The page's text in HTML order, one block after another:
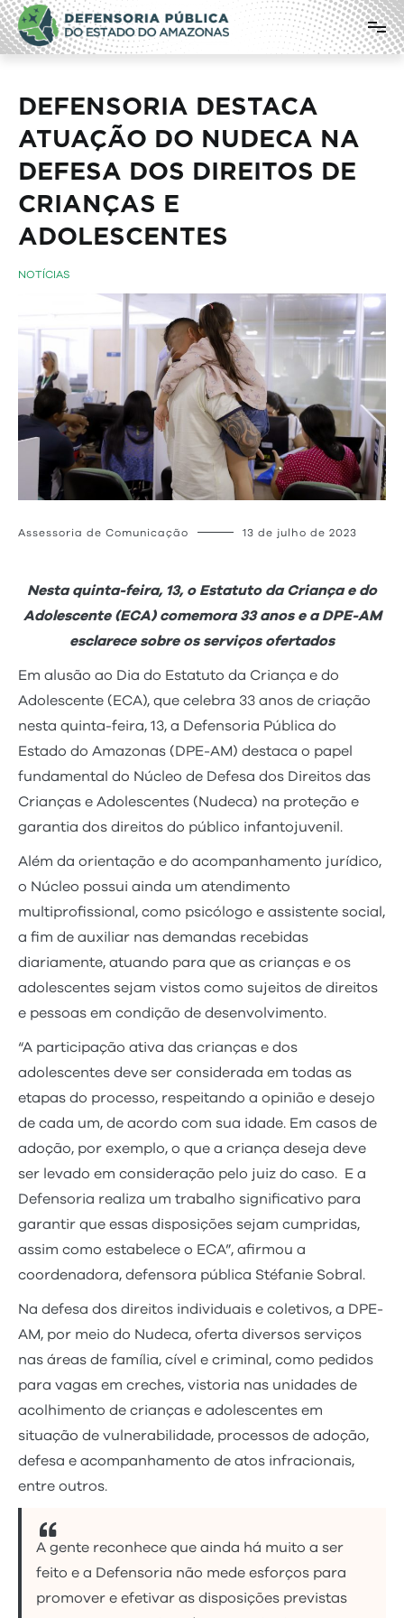
Pular
para
o
conteúdo
Defensoria Pública do Estado do
Amazonas
DEFENSORIA DESTACA
ATUAÇÃO DO NUDECA NA
DEFESA DOS DIREITOS DE
CRIANÇAS E
ADOLESCENTES
NOTÍCIAS
Assessoria de Comunicação 13 de julho de 2023
Nesta quinta-feira, 13, o Estatuto da Criança e do
Adolescente (ECA) comemora 33 anos e a DPE-AM
esclarece sobre os serviços ofertados
Em alusão ao Dia do Estatuto da Criança e do
Adolescente (ECA), que celebra 33 anos de criação
nesta quinta-feira, 13, a Defensoria Pública do
Estado do Amazonas (DPE-AM) destaca o papel
fundamental do Núcleo de Defesa dos Direitos das
Crianças e Adolescentes (Nudeca) na proteção e
garantia dos direitos do público infantojuvenil.
Além da orientação e do acompanhamento jurídico,
o Núcleo possui ainda um atendimento
multiprofissional, como psicólogo e assistente social,
a fim de auxiliar nas demandas recebidas
diariamente, atuando para que as crianças e os
adolescentes sejam vistos como sujeitos de direitos
e pessoas em condição de desenvolvimento.
“A participação ativa das crianças e dos
adolescentes deve ser considerada em todas as
etapas do processo, respeitando a opinião e desejo
de cada um, de acordo com sua idade. Em casos de
adoção, por exemplo, o que a criança deseja deve
ser levado em consideração pelo juiz do caso. E a
Defensoria realiza um trabalho significativo para
garantir que essas disposições sejam cumpridas,
assim como estabelece o ECA”, afirmou a
coordenadora, defensora pública Stéfanie Sobral.
Na defesa dos direitos individuais e coletivos, a DPE-
AM, por meio do Nudeca, oferta diversos serviços
nas áreas de família, cível e criminal, como pedidos
para vagas em creches, vistoria nas unidades de
acolhimento de crianças e adolescentes em
situação de vulnerabilidade, processos de adoção,
defesa e acompanhamento de atos infracionais,
entre outros.
A gente reconhece que ainda há muito a ser
feito e a Defensoria não mede esforços para
promover e efetivar as disposições previstas